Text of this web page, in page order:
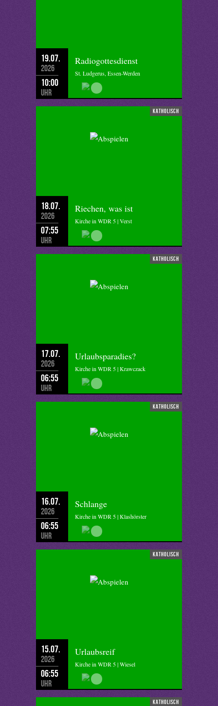
19.07.
2026
10:00
Uhr
Radiogottesdienst
St. Ludgerus, Essen-Werden
katholisch
18.07.
2026
07:55
Uhr
Riechen, was ist
Kirche in WDR 5 | Verst
katholisch
17.07.
2026
06:55
Uhr
Urlaubsparadies?
Kirche in WDR 5 | Krawczack
katholisch
16.07.
2026
06:55
Uhr
Schlange
Kirche in WDR 5 | Klashörster
katholisch
15.07.
2026
06:55
Uhr
Urlaubsreif
Kirche in WDR 5 | Wiesel
katholisch